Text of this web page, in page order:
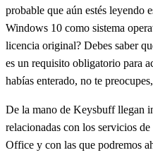
probable que aún estés leyendo
Windows 10 como sistema
licencia original? Debes saber
es un requisito obligatorio para
habías enterado, no te
De la mano de Keysbuff llegan
relacionadas con los servicios
Office y con las que podremos